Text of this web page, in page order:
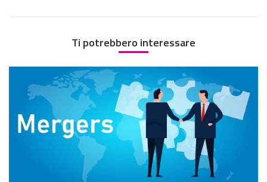
Ti potrebbero interessare